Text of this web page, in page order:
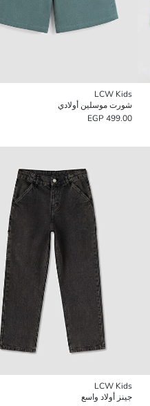
LCW Kids
شورت موسلين أولادي
499.00 EGP
LCW Kids
جينز أولاد واسع